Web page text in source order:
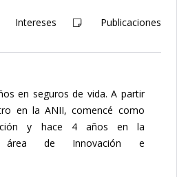
Intereses Publicaciones
en seguros de vida. A partir
en la ANII, comencé como
y hace 4 años en la
área de Innovación e